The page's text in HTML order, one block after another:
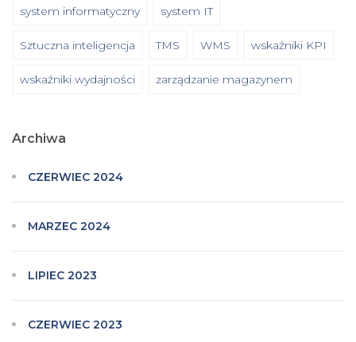
system informatyczny system IT
Sztuczna inteligencja TMS WMS wskaźniki KPI
wskaźniki wydajności zarządzanie magazynem
Archiwa
CZERWIEC 2024
MARZEC 2024
LIPIEC 2023
CZERWIEC 2023